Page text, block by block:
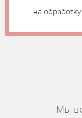
на
Мы